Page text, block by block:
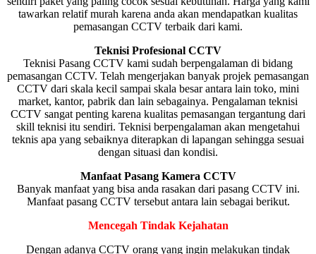
tawarkan relatif murah karena anda akan mendapatkan kualitas
pemasangan CCTV terbaik dari kami.
Teknisi Profesional CCTV
Teknisi Pasang CCTV kami sudah berpengalaman di bidang
pemasangan CCTV. Telah mengerjakan banyak projek pemasangan
CCTV dari skala kecil sampai skala besar antara lain toko, mini
market, kantor, pabrik dan lain sebagainya. Pengalaman teknisi
CCTV sangat penting karena kualitas pemasangan tergantung dari
skill teknisi itu sendiri. Teknisi berpengalaman akan mengetahui
teknis apa yang sebaiknya diterapkan di lapangan sehingga sesuai
dengan situasi dan kondisi.
Manfaat Pasang Kamera CCTV
Banyak manfaat yang bisa anda rasakan dari pasang CCTV ini.
Manfaat pasang CCTV tersebut antara lain sebagai berikut.
Mencegah Tindak Kejahatan
Dengan adanya CCTV orang yang ingin melakukan tindak